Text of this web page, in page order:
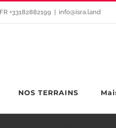
FR +33182882199 info@isra.land
NOS TERRAINS